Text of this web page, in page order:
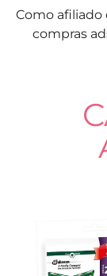
Como afiliado
compras